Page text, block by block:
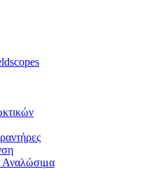
Αναλώσιμα